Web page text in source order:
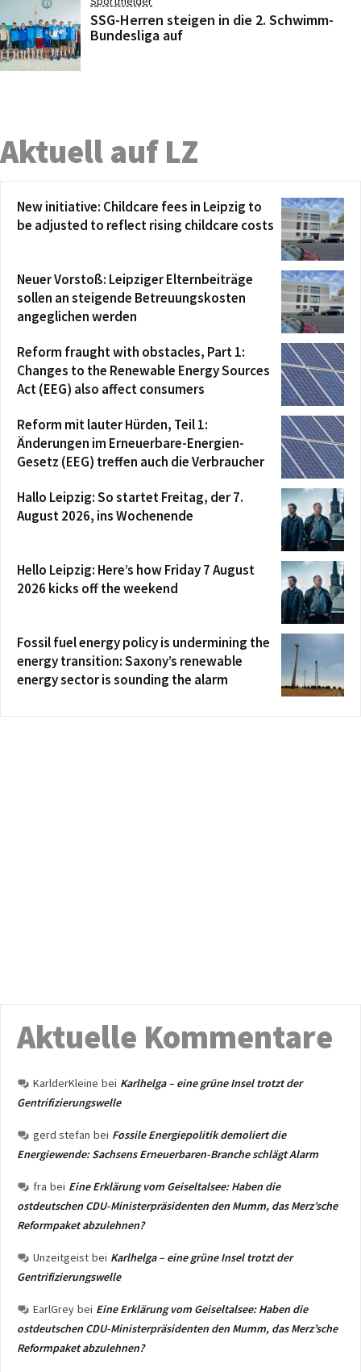
SSG-Herren steigen in die 2. Schwimm-
Bundesliga auf
Aktuell auf LZ
New initiative: Childcare fees in Leipzig to
be adjusted to reflect rising childcare costs
Neuer Vorstoß: Leipziger Elternbeiträge
sollen an steigende Betreuungskosten
angeglichen werden
Reform fraught with obstacles, Part 1:
Changes to the Renewable Energy Sources
Act (EEG) also affect consumers
Reform mit lauter Hürden, Teil 1:
Änderungen im Erneuerbare-Energien-
Gesetz (EEG) treffen auch die Verbraucher
Hallo Leipzig: So startet Freitag, der 7.
August 2026, ins Wochenende
Hello Leipzig: Here’s how Friday 7 August
2026 kicks off the weekend
Fossil fuel energy policy is undermining the
energy transition: Saxony’s renewable
energy sector is sounding the alarm
Aktuelle Kommentare
KarlderKleine bei Karlhelga – eine grüne Insel trotzt der
Gentrifizierungswelle
gerd stefan bei Fossile Energiepolitik demoliert die
Energiewende: Sachsens Erneuerbaren-Branche schlägt Alarm
fra bei Eine Erklärung vom Geiseltalsee: Haben die
ostdeutschen CDU-Ministerpräsidenten den Mumm, das Merz’sche
Reformpaket abzulehnen?
Unzeitgeist bei Karlhelga – eine grüne Insel trotzt der
Gentrifizierungswelle
EarlGrey bei Eine Erklärung vom Geiseltalsee: Haben die
ostdeutschen CDU-Ministerpräsidenten den Mumm, das Merz’sche
Reformpaket abzulehnen?